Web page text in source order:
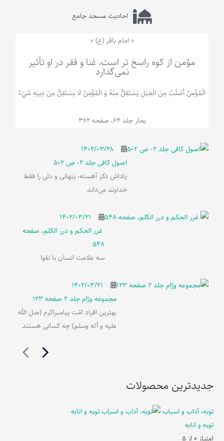
احادیث مسجد جامع
« امام باقر (ع) »
مؤمن از کوه راسخ تر است، غنا و فقر در او تأثیر
نمی‌گذارد
الْمُؤْمِنُ‌ أَصْلَبُ‌ مِنَ‌ الْجَبَلِ‌ یَسْتَقِلُّ مِنْهُ وَ الْمُؤْمِنُ لَا يَسْتَقِلُّ مِنْ دِينِهِ شَيْ‌ءٌ
بحار جلد 64، صفحه 362
۱۴۰۲/۰۳/۲۸
اصول کافی جلد 2- ص 502
پاداش ذکر آهسته، پنهانی و دلی را فقط
خداوند می‌داند
۱۴۰۲/۰۳/۲۱
غرر الحکم و درر الکلم، صفحه
548
سه علامت انسان با تقوا
۱۴۰۲/۰۳/۲۱
مجموعه ورّام جلد 2 صفحه 123
بهترین افراد امّت پیامبراکرم (صل الله
علیه و آله وسلم) چه کسانی هستند
جدیدترین محصولات
توبه، آداب و اسباب
توبه و انابه
امتیاز 0 از 5